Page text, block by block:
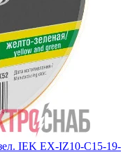
IEK EX-IZ10-C15-19-